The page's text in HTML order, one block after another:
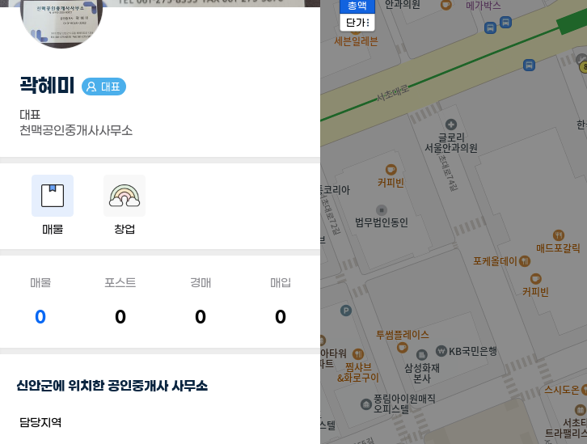
총액
단가
곽혜미 대표
대표
천맥공인중개사사무소
매물 창업
매물
0
포스트
0
경매
0
매입
0
신안군에 위치한 공인중개사 사무소
담당지역